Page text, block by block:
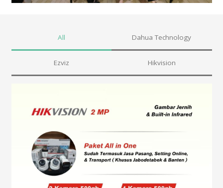
All Dahua Technology
Ezviz Hikvision